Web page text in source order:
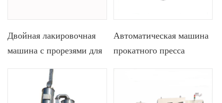
Двойная лакировочная
машина с прорезями для
призматических
аккумуляторных
электродов
Автоматическая машина
прокатного пресса
призматических клеток